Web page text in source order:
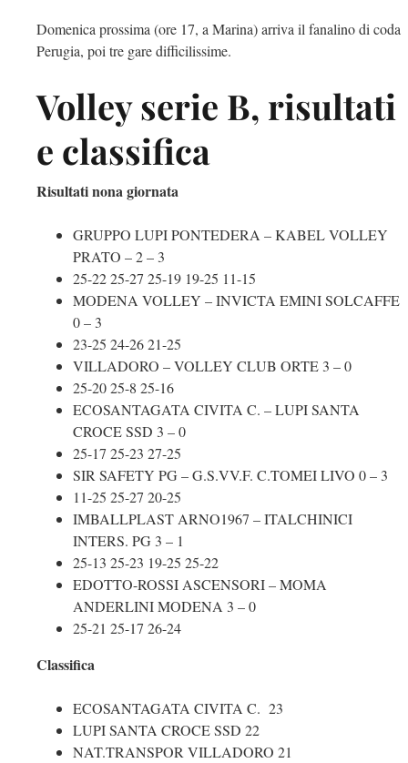
Domenica prossima (ore 17, a Marina) arriva il fanalino di coda
Perugia, poi tre gare difficilissime.
Volley serie B, risultati
e classifica
Risultati nona giornata
GRUPPO LUPI PONTEDERA – KABEL VOLLEY
PRATO – 2 – 3
25-22 25-27 25-19 19-25 11-15
MODENA VOLLEY – INVICTA EMINI SOLCAFFE
0 – 3
23-25 24-26 21-25
VILLADORO – VOLLEY CLUB ORTE 3 – 0
25-20 25-8 25-16
ECOSANTAGATA CIVITA C. – LUPI SANTA
CROCE SSD 3 – 0
25-17 25-23 27-25
SIR SAFETY PG – G.S.VV.F. C.TOMEI LIVO 0 – 3
11-25 25-27 20-25
IMBALLPLAST ARNO1967 – ITALCHINICI
INTERS. PG 3 – 1
25-13 25-23 19-25 25-22
EDOTTO-ROSSI ASCENSORI –MOMA
ANDERLINI MODENA 3 – 0
25-21 25-17 26-24
Classifica
ECOSANTAGATA CIVITA C. 23
LUPI SANTA CROCE SSD 22
NAT.TRANSPOR VILLADORO 21